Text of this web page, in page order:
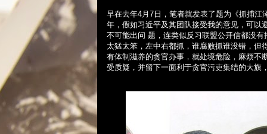
早在去年4月 7 日，笔者就发表了题为《抓捕江
年，假如习近平及其团队接受我的意见，可以
不可能出问 题，连类似反习联盟公开信都没
太猛太笨，左中右都抓，谁腐败抓谁没错，但
有体制滋养的贪官办事，就处境危险，麻烦不
受质疑，并留下一面利于贪官污吏集结的大旗